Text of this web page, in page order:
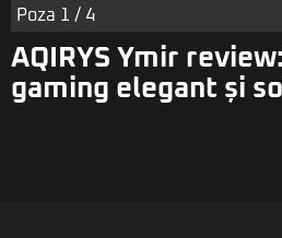
Poza 1 / 4
AQIRYS Ymir
gaming elegant și